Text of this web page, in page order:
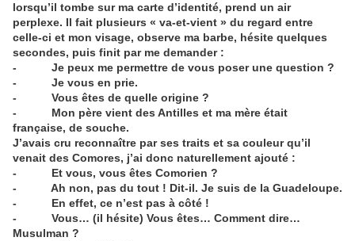
lorsqu’il tombe sur ma carte d’identité, prend un air
perplexe. Il fait plusieurs « va-et-vient » du regard entre
celle-ci et mon visage, observe ma barbe, hésite quelques
secondes, puis finit par me demander :
- Je peux me permettre de vous poser une question ?
- Je vous en prie.
- Vous êtes de quelle origine ?
- Mon père vient des Antilles et ma mère était
française, de souche.
J’avais cru reconnaître par ses traits et sa couleur qu’il
venait des Comores, j’ai donc naturellement ajouté :
- Et vous, vous êtes Comorien ?
- Ah non, pas du tout ! Dit-il. Je suis de la Guadeloupe.
- En effet, ce n’est pas à côté !
- Vous… (il hésite) Vous êtes… Comment dire…
Musulman ?